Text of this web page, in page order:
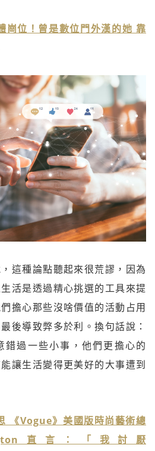
崗位！曾是數位門外漢的她 靠
這種論點聽起來很荒謬，因為
活是透過精心挑選的工具來提
擔心那些沒啥價值的活動占用
後導致弊多於利。換句話說：
錯過一些小事，他們更擔心的
讓生活變得更美好的大事遭到
《Vogue》美國版時尚藝術總
直言：「我討厭